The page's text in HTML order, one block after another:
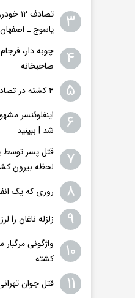
۳
یاسوج ـ اصفهان
۴
چوبه دار،
صاحبخانه
۵ ۴ کشته در تصادف جاده اهواز خرمشهر
۶
اینفلوئنسر
شد | ببینید
۷
قتل پسر توسط
لحظه بیرون
۸ روزی که یک
۹ زلزله ناغان را
۱۰
کشته
۱۱ قتل جوان تهرانی توسط ۳